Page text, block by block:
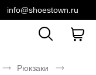
info@shoestown.ru
Рюкзаки